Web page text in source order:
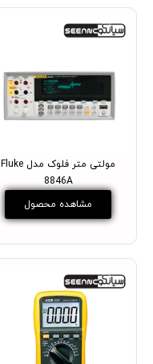
مولتی متر فلوک مدل Fluke
8846A
مشاهده محصول